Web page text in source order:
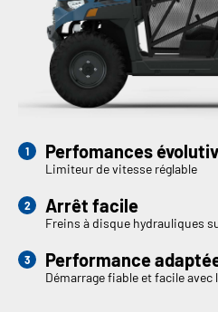
Perfomances
Limiteur de vitesse réglable
Arrêt facile
Freins à disque hydrauliques
Performance
Démarrage fiable et facile